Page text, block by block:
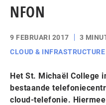
NFON
9 FEBRUARI 2017
3
CLOUD & INFRASTRUCTURE
Het St. Michaël College
bestaande
cloud-telefonie.